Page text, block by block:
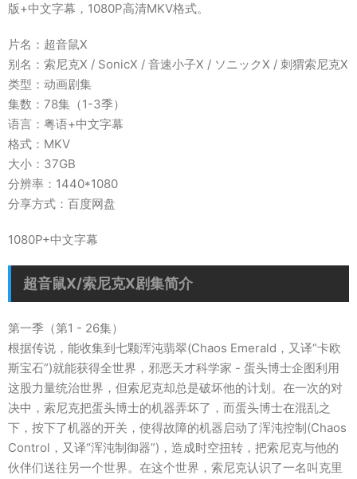
版+中文字幕，1080P高清MKV格式。
片名：超音鼠X
别名：索尼克X / SonicX / 音速小子X / ソニックX / 刺猬索尼克X
类型：动画剧集
集数：78集（1-3季）
语言：粤语+中文字幕
格式：MKV
大小：37GB
分辨率：1440*1080
分享方式：百度网盘
1080P+中文字幕
超音鼠X/索尼克X剧集简介
第一季（第1 - 26集）
根据传说，能收集到七颗浑沌翡翠(Chaos Emerald，又译“卡欧
斯宝石”)就能获得全世界，邪恶天才科学家 - 蛋头博士企图利用
这股力量统治世界，但索尼克却总是破坏他的计划。在一次的对
决中，索尼克把蛋头博士的机器弄坏了，而蛋头博士在混乱之
下，按下了机器的开关，使得故障的机器启动了浑沌控制(Chaos
Control，又译“浑沌制御器”)，造成时空扭转，把索尼克与他的
伙伴们送往另一个世界。在这个世界，索尼克认识了一名叫克里